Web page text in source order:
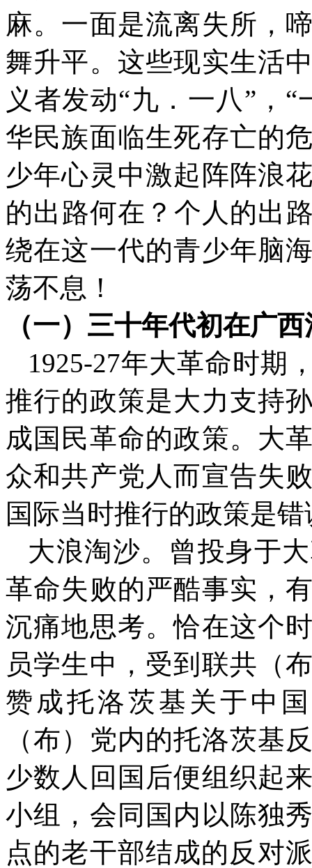
麻。一面是流离失所，
舞升平。这些现实生活
义者发动“九．一八”，
华民族面临生死存亡的
少年心灵中激起阵阵浪
的出路何在？个人的出
绕在这一代的青少年脑
荡不息！
（一）三十年代初在广
1925-27年大革命时期
推行的政策是大力支持
成国民革命的政策。大
众和共产党人而宣告失
国际当时推行的政策是
大浪淘沙。曾投身于
革命失败的严酷事实，
沉痛地思考。恰在这个
员学生中，受到联共（
赞成托洛茨基关于中
（布）党内的托洛茨基
少数人回国后便组织起
小组，会同国内以陈独
点的老干部结成的反对